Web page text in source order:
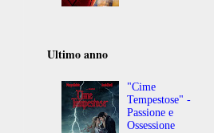
Ultimo anno
"Cime
Tempestose" -
Passione e
Ossessione